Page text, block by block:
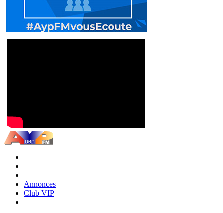
Annonces
Club VIP